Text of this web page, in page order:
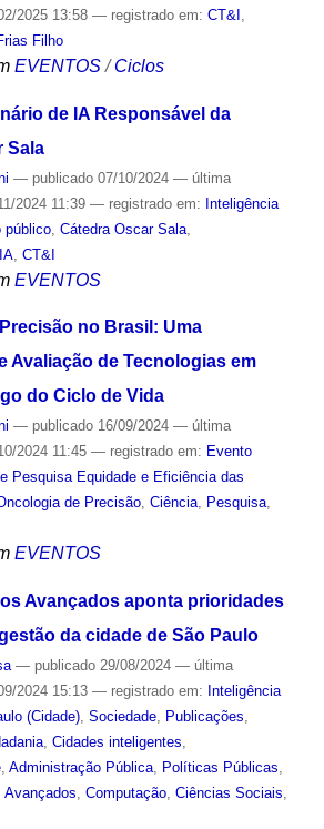
2025 13:58 — registrado em: CT&I ,
Filho
EVENTOS /Ciclos
de IA Responsável da
Sala
— publicado07/10/2024 — última
2024 11:39 — registrado em: Inteligência
público, Cátedra Oscar Sala,
IA, CT&I
EVENTOS
no Brasil: Uma
Avaliação de Tecnologias em
do Ciclo de Vida
— publicado16/09/2024 — última
2024 11:45 — registrado em: Evento
Pesquisa Equidade e Eficiência das
de Precisão, Ciência, Pesquisa,
EVENTOS
Avançados aponta prioridades
da cidade de São Paulo
— publicado29/08/2024 — última
2024 15:13 — registrado em: Inteligência
(Cidade), Sociedade, Publicações,
, Cidades inteligentes,
, Administração Pública, Políticas Públicas,
Avançados, Computação, Ciências Sociais,